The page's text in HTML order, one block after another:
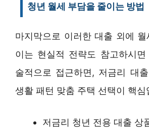
청년 월세 부담을 줄이는 방법
마지막으로 이러한 대출 외에
이는 현실적 전략도 참고하시
술적으로 접근하면, 저금리 대
생활 패턴 맞춤 주택 선택이 핵심
저금리 청년 전용 대출 상